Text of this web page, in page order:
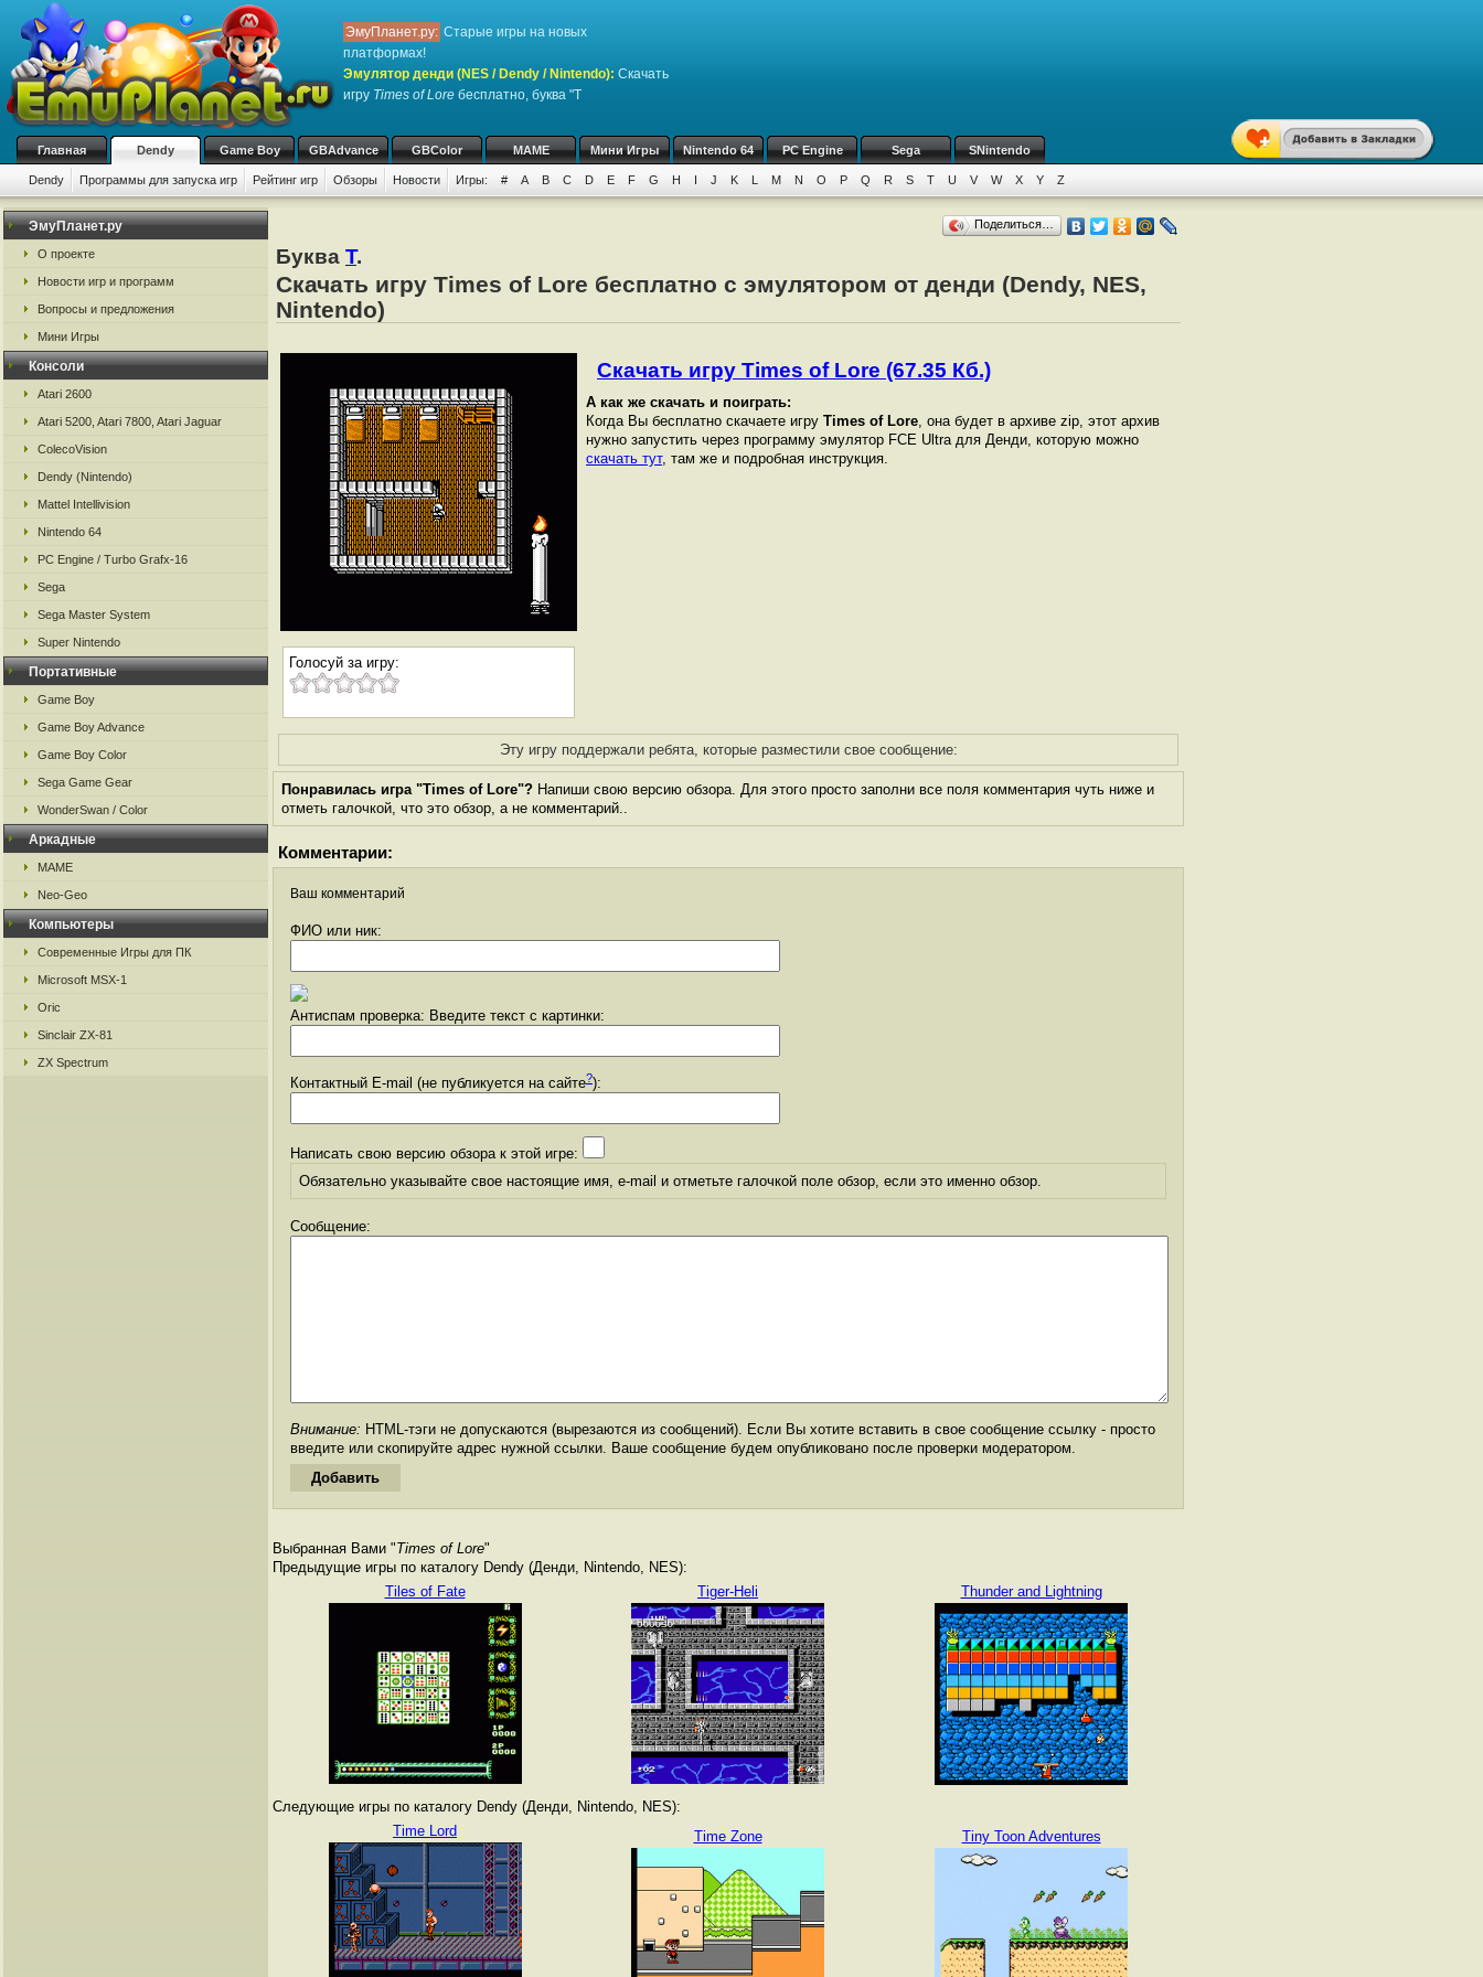
ЭмуПланет.ру: Старые игры на новых
платформах!
Эмулятор денди (NES / Dendy / Nintendo): Скачать
игру Times of Lore бесплатно, буква "T
Главная Dendy Game Boy GBAdvance GBColor MAME Мини Игры Nintendo 64 PC Engine Sega SNintendo
Dendy Программы для запуска игр Рейтинг игр Обзоры Новости Игры: # A B C D E F G H I J K L M N O P Q R S T U V W X Y Z
ЭмуПланет.ру
О проекте
Новости игр и программ
Вопросы и предложения
Мини Игры
Консоли
Atari 2600
Atari 5200, Atari 7800, Atari Jaguar
ColecoVision
Dendy (Nintendo)
Mattel Intellivision
Nintendo 64
PC Engine / Turbo Grafx-16
Sega
Sega Master System
Super Nintendo
Портативные
Game Boy
Game Boy Advance
Game Boy Color
Sega Game Gear
WonderSwan / Color
Аркадные
MAME
Neo-Geo
Компьютеры
Современные Игры для ПК
Microsoft MSX-1
Oric
Sinclair ZX-81
ZX Spectrum
Поделиться…
Буква T.
Скачать игру Times of Lore бесплатно с эмулятором от денди (Dendy, NES,
Nintendo)
Голосуй за игру:
Скачать игру Times of Lore (67.35 Кб.)
А как же скачать и поиграть:
Когда Вы бесплатно скачаете игру Times of Lore, она будет в архиве zip, этот архив
нужно запустить через программу эмулятор FCE Ultra для Денди, которую можно
скачать тут, там же и подробная инструкция.
Эту игру поддержали ребята, которые разместили свое сообщение:
Понравилась игра "Times of Lore"? Напиши свою версию обзора. Для этого просто заполни все поля комментария чуть ниже и
отметь галочкой, что это обзор, а не комментарий..
Комментарии:
Ваш комментарий
ФИО или ник:
Антиспам проверка: Введите текст с картинки:
Контактный E-mail (не публикуется на сайте?):
Написать свою версию обзора к этой игре:
Обязательно указывайте свое настоящие имя, e-mail и отметьте галочкой поле обзор, если это именно обзор.
Сообщение:
Внимание: HTML-тэги не допускаются (вырезаются из сообщений). Если Вы хотите вставить в свое сообщение ссылку - просто
введите или скопируйте адрес нужной ссылки. Ваше сообщение будем опубликовано после проверки модератором.
Выбранная Вами "Times of Lore"
Предыдущие игры по каталогу Dendy (Денди, Nintendo, NES):
Tiles of Fate
Tiger-Heli Thunder and Lightning
Следующие игры по каталогу Dendy (Денди, Nintendo, NES):
Time Lord
Time Zone Tiny Toon Adventures